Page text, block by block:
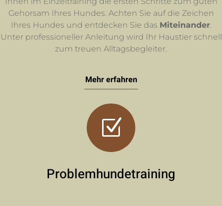
Gehorsam Ihres Hundes. Achten Sie auf die Zeichen
Ihres Hundes und entdecken Sie das Miteinander.
Unter professioneller Anleitung wird Ihr Haustier schnell
zum treuen Alltagsbegleiter.
Mehr erfahren
Z
Problemhundetraining